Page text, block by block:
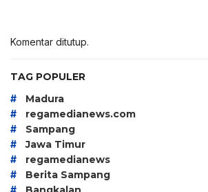
Komentar ditutup.
TAG POPULER
# Madura
# regamedianews.com
# Sampang
# Jawa Timur
# regamedianews
# Berita Sampang
#